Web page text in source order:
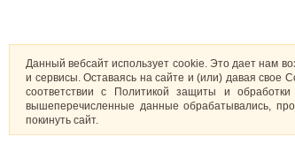
Данный вебсайт использует cookie. Это дает нам
и сервисы. Оставаясь на сайте и (или) давая свое
соответствии с Политикой защиты и
вышеперечисленные данные обрабатывались,
покинуть сайт.